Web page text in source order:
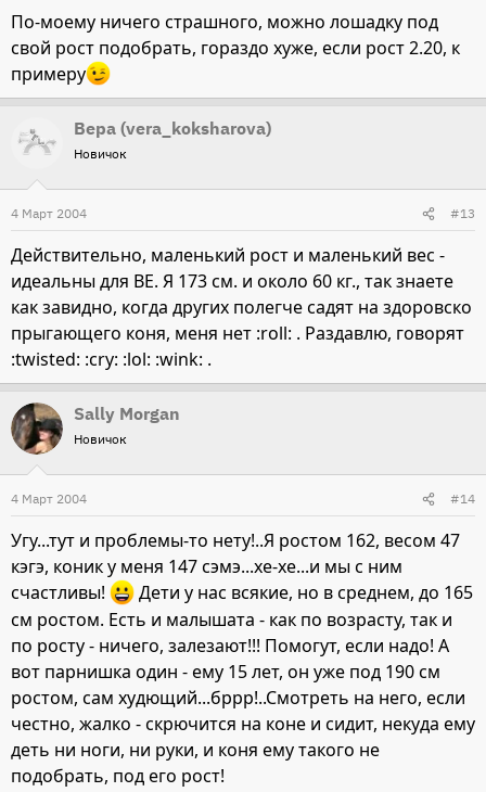
По-моему ничего страшного, можно лошадку под
свой рост подобрать, гораздо хуже, если рост 2.20, к
примеру
Вера (vera_koksharova)
Новичок
4 Март 2004 #13
Действительно, маленький рост и маленький вес -
идеальны для ВЕ. Я 173 см. и около 60 кг., так знаете
как завидно, когда других полегче садят на здоровско
прыгающего коня, меня нет :roll: . Раздавлю, говорят
:twisted: :cry: :lol: :wink: .
Sally Morgan
Новичок
4 Март 2004 #14
Угу...тут и проблемы-то нету!..Я ростом 162, весом 47
кэгэ, коник у меня 147 сэмэ...хе-хе...и мы с ним
счастливы!
Дети у нас всякие, но в среднем, до 165
см ростом. Есть и малышата - как по возрасту, так и
по росту - ничего, залезают!!! Помогут, если надо! А
вот парнишка один - ему 15 лет, он уже под 190 см
ростом, сам худющий...бррр!..Смотреть на него, если
честно, жалко - скрючится на коне и сидит, некуда ему
деть ни ноги, ни руки, и коня ему такого не
подобрать, под его рост!